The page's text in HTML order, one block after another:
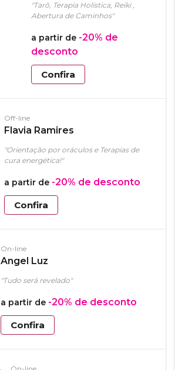
"Tarô, Terapia Holística, Reiki ,
Abertura de Caminhos"
a partir de -20% de
desconto
Confira
Off-line
Flavia Ramires
"Orientação por oráculos e Terapias de
cura energética!"
a partir de -20% de desconto
Confira
On-line
Angel Luz
"Tudo será revelado"
a partir de -20% de desconto
Confira